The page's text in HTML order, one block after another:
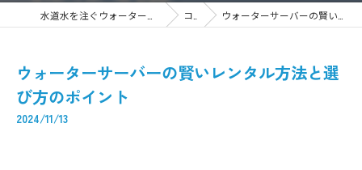
コラム ウォーターサーバーの賢いレンタル方法と選び方のポイント
ウォーターサーバーの賢いレンタル方法と選
び方のポイント
2024/11/13